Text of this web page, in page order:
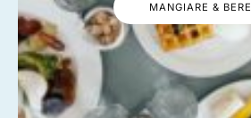
MANGIARE & BERE